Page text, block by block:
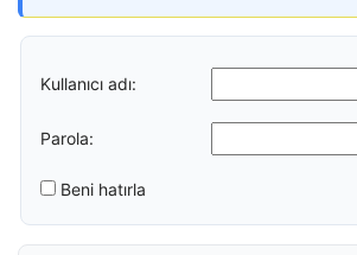
Kullanıcı adı:
Parola:
Beni hatırla